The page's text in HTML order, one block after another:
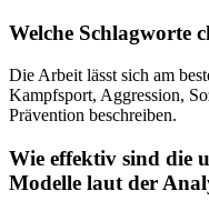
Welche Schlagworte
Die Arbeit lässt sich am
Kampfsport, Aggression,
Prävention beschreiben.
Wie effektiv sind die
Modelle laut der